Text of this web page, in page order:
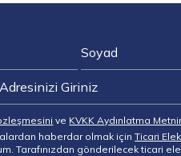
ve KVKK Aydınlatma
haberdar olmak içinTicari
Tarafınızdan gönderilecek ticari